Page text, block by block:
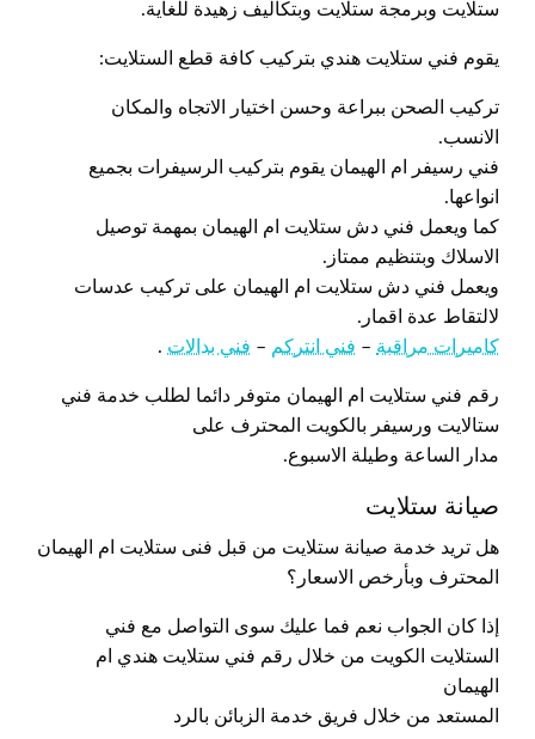
ستلايت وبرمجة ستلايت وبتكاليف زهيدة للغاية.
يقوم فني ستلايت هندي بتركيب كافة قطع الستلايت:
تركيب الصحن ببراعة وحسن اختيار الاتجاه والمكان
الانسب.
فني رسيفر ام الهيمان يقوم بتركيب الرسيفرات بجميع
انواعها.
كما ويعمل فني دش ستلايت ام الهيمان بمهمة توصيل
الاسلاك وبتنظيم ممتاز.
ويعمل فني دش ستلايت ام الهيمان على تركيب عدسات
لالتقاط عدة اقمار.
كاميرات مراقبة – فني انتركم – فني بدالات .
رقم فني ستلايت ام الهيمان متوفر دائما لطلب خدمة فني
ستالايت ورسيفر بالكويت المحترف على
مدار الساعة وطيلة الاسبوع.
صيانة ستلايت
هل تريد خدمة صيانة ستلايت من قبل فنى ستلايت ام الهيمان
المحترف وبأرخص الاسعار؟
إذا كان الجواب نعم فما عليك سوى التواصل مع فني
الستلايت الكويت من خلال رقم فني ستلايت هندي ام
الهيمان
المستعد من خلال فريق خدمة الزبائن بالرد